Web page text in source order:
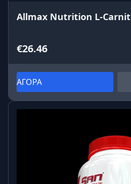
Allmax Nutrition L-Carnit
€26.46
ΑΓΟΡΑ